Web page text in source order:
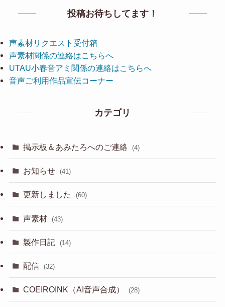
投稿お待ちしてます！
声素材リクエスト受付箱
声素材関係の連絡はこちらへ
UTAU小春音アミ関係の連絡はこちらへ
音声ご利用作品宣伝コーナー
カテゴリ
掲示板＆あみたろへのご連絡 (4)
お知らせ (41)
更新しました (60)
声素材 (43)
製作日記 (14)
配信 (32)
COEIROINK（AI音声合成） (28)